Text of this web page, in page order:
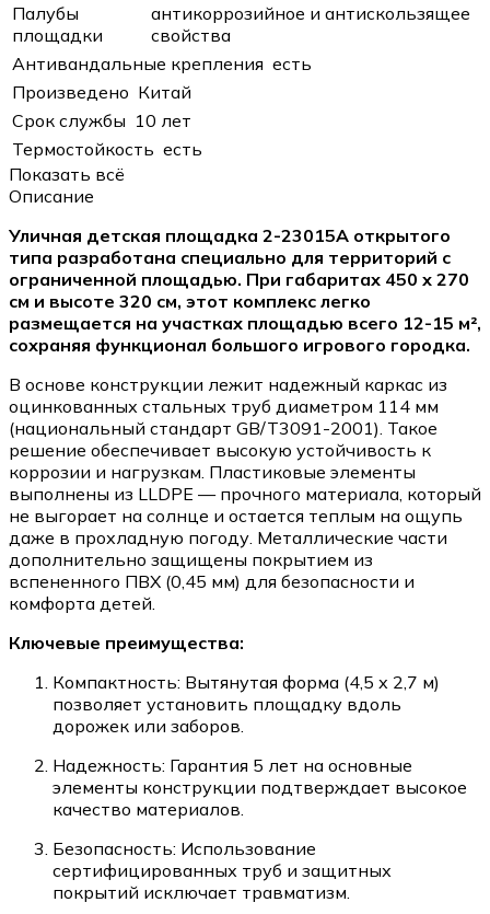
Палубы
площадки
антикоррозийное и антискользящее
свойства
Антивандальные крепления есть
Произведено Китай
Срок службы 10 лет
Термостойкость есть
Показать всё
Описание
Уличная детская площадка 2-23015A открытого
типа разработана специально для территорий с
ограниченной площадью. При габаритах 450 х 270
см и высоте 320 см, этот комплекс легко
размещается на участках площадью всего 12-15 м²,
сохраняя функционал большого игрового городка.
В основе конструкции лежит надежный каркас из
оцинкованных стальных труб диаметром 114 мм
(национальный стандарт GB/T3091-2001). Такое
решение обеспечивает высокую устойчивость к
коррозии и нагрузкам. Пластиковые элементы
выполнены из LLDPE — прочного материала, который
не выгорает на солнце и остается теплым на ощупь
даже в прохладную погоду. Металлические части
дополнительно защищены покрытием из
вспененного ПВХ (0,45 мм) для безопасности и
комфорта детей.
Ключевые преимущества:
Компактность: Вытянутая форма (4,5 х 2,7 м)
позволяет установить площадку вдоль
дорожек или заборов.
Надежность: Гарантия 5 лет на основные
элементы конструкции подтверждает высокое
качество материалов.
Безопасность: Использование
сертифицированных труб и защитных
покрытий исключает травматизм.